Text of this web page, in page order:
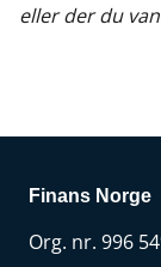
eller der du
Finans Norge
Org. nr. 996